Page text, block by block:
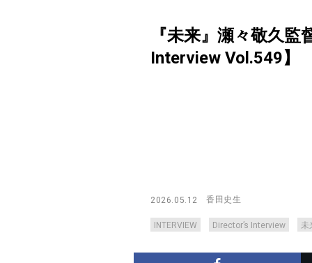
『未来』瀬々敬久
Interview Vol.549】
2026.05.12 香田史生
INTERVIEW Director’s Interview 未